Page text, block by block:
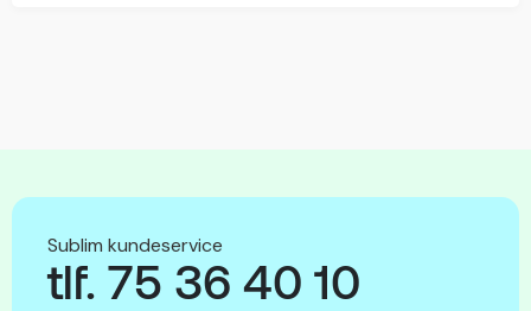
Sublim kundeservice
tlf. 75 36 40 10